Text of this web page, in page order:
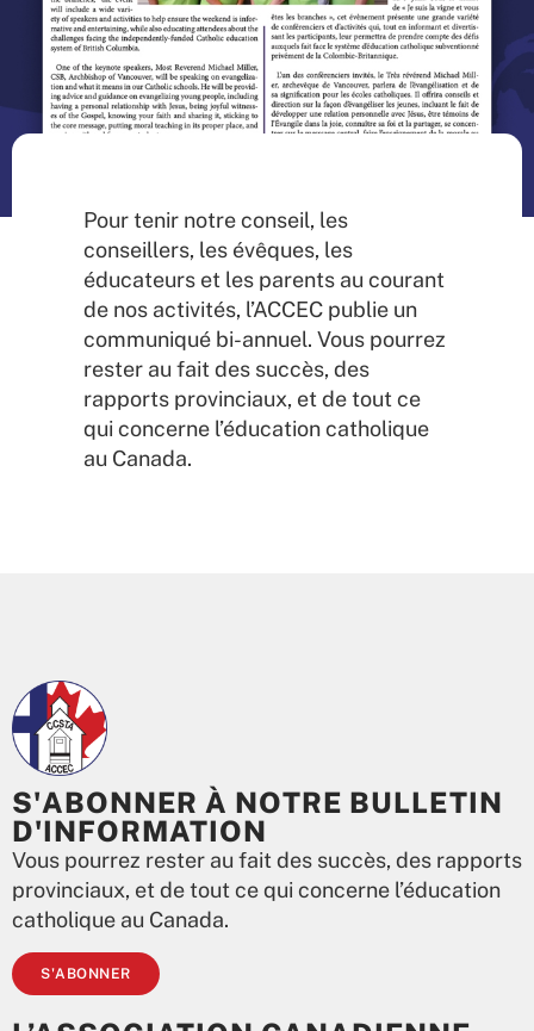
Pour tenir notre conseil, les
conseillers, les évêques, les
éducateurs et les parents au courant
de nos activités, l’ACCEC publie un
communiqué bi-annuel. Vous pourrez
rester au fait des succès, des
rapports provinciaux, et de tout ce
qui concerne l’éducation catholique
au Canada.
S'ABONNER À NOTRE BULLETIN
D'INFORMATION
Vous pourrez rester au fait des succès, des rapports
provinciaux, et de tout ce qui concerne l’éducation
catholique au Canada.
S'ABONNER